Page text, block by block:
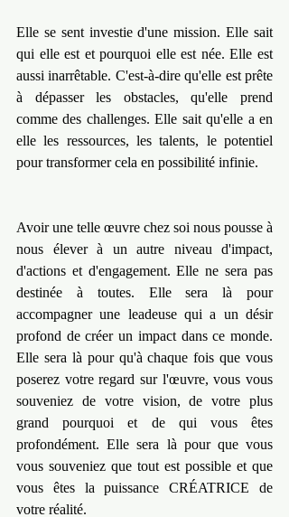
Elle se sent investie d'une mission. Elle sait
qui elle est et pourquoi elle est née. Elle est
aussi inarrêtable. C'est-à-dire qu'elle est prête
à dépasser les obstacles, qu'elle prend
comme des challenges. Elle sait qu'elle a en
elle les ressources, les talents, le potentiel
pour transformer cela en possibilité infinie.
Avoir une telle œuvre chez soi nous pousse à
nous élever à un autre niveau d'impact,
d'actions et d'engagement. Elle ne sera pas
destinée à toutes. Elle sera là pour
accompagner une leadeuse qui a un désir
profond de créer un impact dans ce monde.
Elle sera là pour qu'à chaque fois que vous
poserez votre regard sur l'œuvre, vous vous
souveniez de votre vision, de votre plus
grand pourquoi et de qui vous êtes
profondément. Elle sera là pour que vous
vous souveniez que tout est possible et que
vous êtes la puissance CRÉATRICE de
votre réalité.